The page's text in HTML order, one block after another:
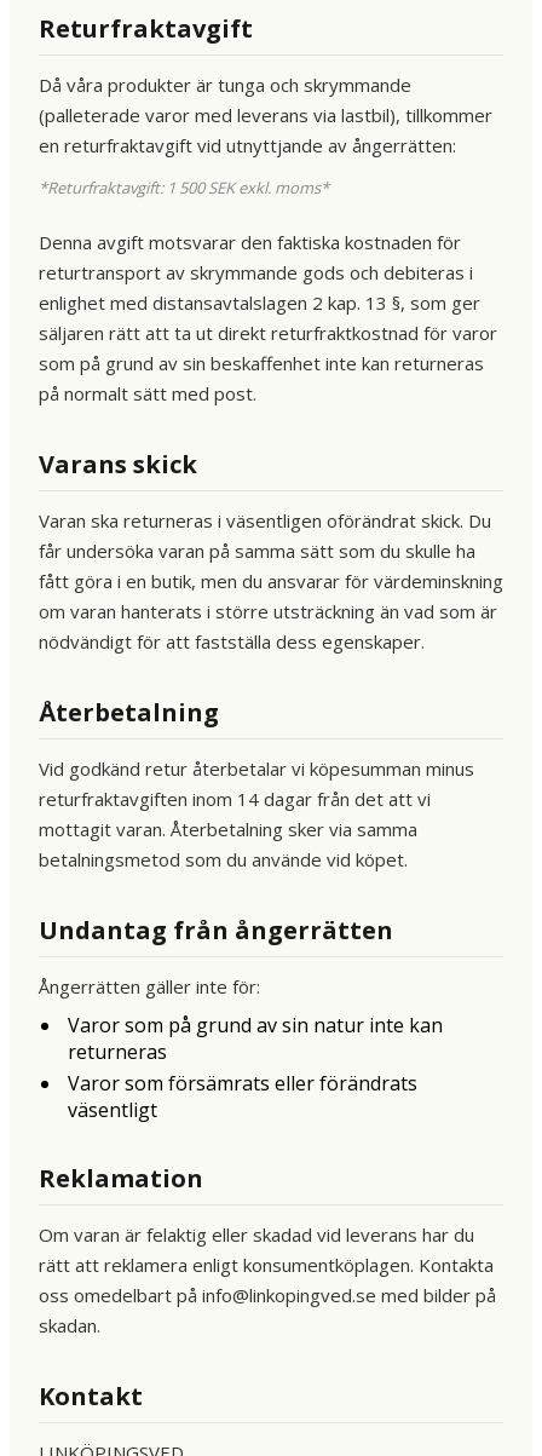
Returfraktavgift
Då våra produkter är tunga och skrymmande
(palleterade varor med leverans via lastbil), tillkommer
en returfraktavgift vid utnyttjande av ångerrätten:
*Returfraktavgift: 1 500 SEK exkl. moms*
Denna avgift motsvarar den faktiska kostnaden för
returtransport av skrymmande gods och debiteras i
enlighet med distansavtalslagen 2 kap. 13 §, som ger
säljaren rätt att ta ut direkt returfraktkostnad för varor
som på grund av sin beskaffenhet inte kan returneras
på normalt sätt med post.
Varans skick
Varan ska returneras i väsentligen oförändrat skick. Du
får undersöka varan på samma sätt som du skulle ha
fått göra i en butik, men du ansvarar för värdeminskning
om varan hanterats i större utsträckning än vad som är
nödvändigt för att fastställa dess egenskaper.
Återbetalning
Vid godkänd retur återbetalar vi köpesumman minus
returfraktavgiften inom 14 dagar från det att vi
mottagit varan. Återbetalning sker via samma
betalningsmetod som du använde vid köpet.
Undantag från ångerrätten
Ångerrätten gäller inte för:
Varor som på grund av sin natur inte kan
returneras
Varor som försämrats eller förändrats
väsentligt
Reklamation
Om varan är felaktig eller skadad vid leverans har du
rätt att reklamera enligt konsumentköplagen. Kontakta
oss omedelbart på info@linkopingved.se med bilder på
skadan.
Kontakt